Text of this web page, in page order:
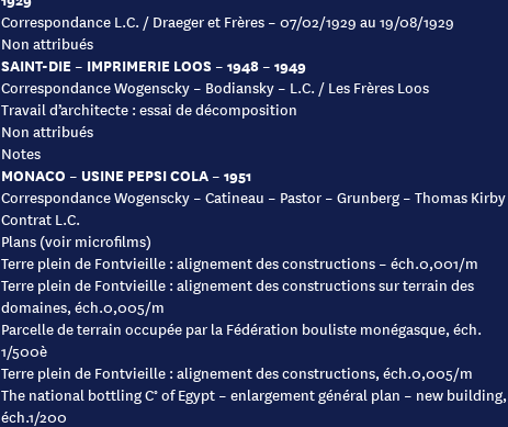
Correspondance L.C. / Draeger et Frères – 07/02/1929 au 19/08/1929
Non attribués
SAINT-DIE – IMPRIMERIE LOOS – 1948 – 1949
Correspondance Wogenscky – Bodiansky – L.C. / Les Frères Loos
Travail d’architecte : essai de décomposition
Non attribués
Notes
MONACO – USINE PEPSI COLA – 1951
Correspondance Wogenscky – Catineau – Pastor – Grunberg – Thomas Kirby
Contrat L.C.
Plans (voir microfilms)
Terre plein de Fontvieille : alignement des constructions – éch.0,001/m
Terre plein de Fontvieille : alignement des constructions sur terrain des
domaines, éch.0,005/m
Parcelle de terrain occupée par la Fédération bouliste monégasque, éch.
1/500è
Terre plein de Fontvieille : alignement des constructions, éch.0,005/m
The national bottling C° of Egypt – enlargement général plan – new building,
éch.1/200